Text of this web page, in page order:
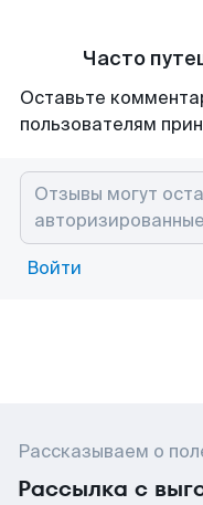
Часто
Оставьте
пользователям
Войти
Рассказываем о
Рассылка с